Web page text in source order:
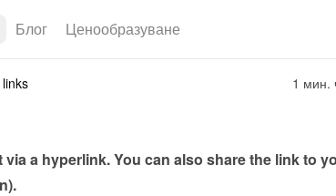
Блог Ценообразуване
1 мин.
via a hyperlink. You can also share the link to